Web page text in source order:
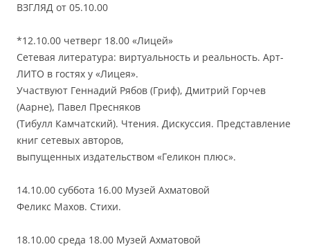
ВЗГЛЯД от 05.10.00
*12.10.00 четверг 18.00 «Лицей»
Сетевая литература: виртуальность и реальность. Арт-
ЛИТО в гостях у «Лицея».
Участвуют Геннадий Рябов (Гриф), Дмитрий Горчев
(Аарне), Павел Пресняков
(Тибулл Камчатский). Чтения. Дискуссия. Представление
книг сетевых авторов,
выпущенных издательством «Геликон плюс».
14.10.00 суббота 16.00 Музей Ахматовой
Феликс Махов. Стихи.
18.10.00 среда 18.00 Музей Ахматовой